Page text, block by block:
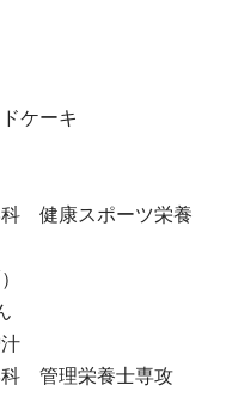
ケーキ
健康スポーツ栄養
管理栄養士専攻